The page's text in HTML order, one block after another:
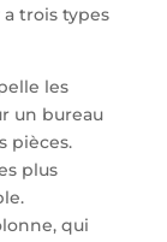
a trois types
les
un bureau
pièces.
plus
qui